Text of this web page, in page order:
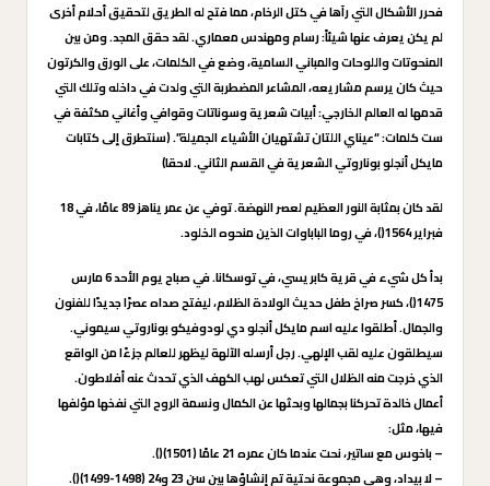
فحرر الأشكال التي رآها في كتل الرخام، مما فتح له الطريق لتحقيق أحلام أخرى
لم يكن يعرف عنها شيئاً: رسام ومهندس معماري. لقد حقق المجد. ومن بين
المنحوتات واللوحات والمباني السامية، وضع في الكلمات، على الورق والكرتون
حيث كان يرسم مشاريعه، المشاعر المضطربة التي ولدت في داخله وتلك التي
قدمها له العالم الخارجي: أبيات شعرية وسوناتات وقوافي وأغاني مكثفة في
ست كلمات: “عيناي اللتان تشتهيان الأشياء الجميلة”. (سنتطرق إلى كتابات
مايكل أنجلو بوناروتي الشعرية في القسم الثاني. لاحقا)
لقد كان بمثابة النور العظيم لعصر النهضة. توفي عن عمر يناهز 89 عامًا، في 18
فبراير 1564()، في روما الباباوات الذين منحوه الخلود.
بدأ كل شيء في قرية كابريسي، في توسكانا. في صباح يوم الأحد 6 مارس
1475()، كسر صراخ طفل حديث الولادة الظلام، ليفتح صداه عصرًا جديدًا للفنون
والجمال. أطلقوا عليه اسم مايكل أنجلو دي لودوفيكو بوناروتي سيموني.
سيطلقون عليه لقب الإلهي. رجل أرسله الآلهة ليظهر للعالم جزءًا من الواقع
الذي خرجت منه الظلال التي تعكس لهب الكهف الذي تحدث عنه أفلاطون.
أعمال خالدة تحركنا بجمالها وبحثها عن الكمال ونسمة الروح التي نفخها مؤلفها
فيها، مثل:
– باخوس مع ساتير، نحت عندما كان عمره 21 عامًا (1501)().
– لا بيداد، وهي مجموعة نحتية تم إنشاؤها بين سن 23 و24 (1498-1499)().